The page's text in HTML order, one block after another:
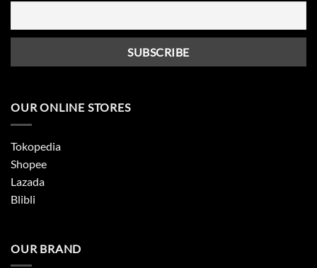
OUR ONLINE STORES
Tokopedia
Shopee
Lazada
Blibli
OUR BRAND